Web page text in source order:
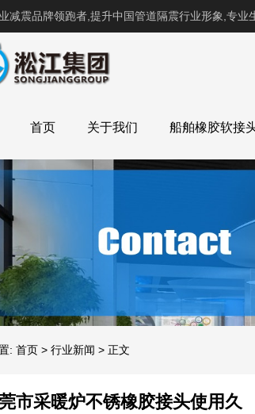
减震品牌领跑者,提升中国管道隔震行业形象,专业
首页 关于我们 船舶橡胶软接
: 首页 > 行业新闻 > 正文
市采暖炉不锈橡胶接头使用久